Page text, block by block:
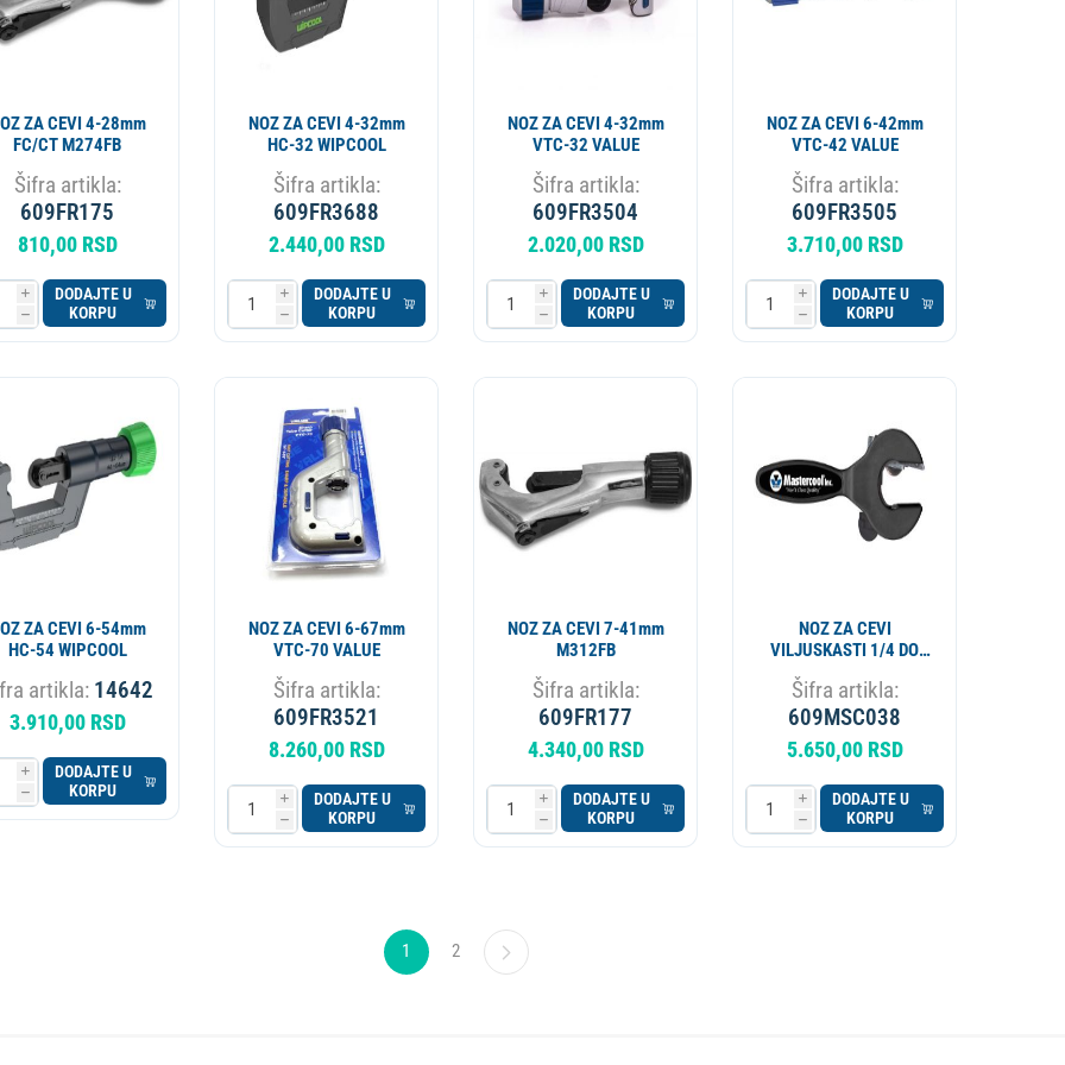
ZA CEVI 4-28mm
FC/CT M274FB
Šifra artikla:
609FR175
810,00 RSD
i
h
DODAJTE U
KORPU
NOZ ZA CEVI 4-32mm
HC-32 WIPCOOL
Šifra artikla:
609FR3688
2.440,00 RSD
i
h
DODAJTE U
KORPU
NOZ ZA CEVI 4-32mm
VTC-32 VALUE
Šifra artikla:
609FR3504
2.020,00 RSD
i
h
DODAJTE U
KORPU
NOZ ZA CEVI 6-42mm
VTC-42 VALUE
Šifra artikla:
609FR3505
3.710,00 RSD
i
h
DODAJTE U
KORPU
ZA CEVI 6-54mm
HC-54 WIPCOOL
artikla: 14642
3.910,00 RSD
i
h
DODAJTE U
KORPU
NOZ ZA CEVI 6-67mm
VTC-70 VALUE
Šifra artikla:
609FR3521
8.260,00 RSD
i
h
DODAJTE U
KORPU
NOZ ZA CEVI 7-41mm
M312FB
Šifra artikla:
609FR177
4.340,00 RSD
i
h
DODAJTE U
KORPU
NOZ ZA CEVI
VILJUSKASTI 1/4 DO
7/8 6mm - 22mm
MASTERCOOL
Šifra artikla:
609MSC038
5.650,00 RSD
i
h
DODAJTE U
KORPU
1 2